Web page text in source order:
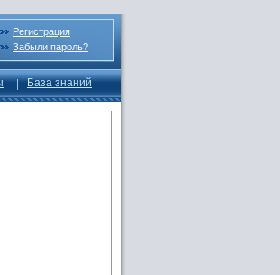
Регистрация
Забыли пароль?
База знаний